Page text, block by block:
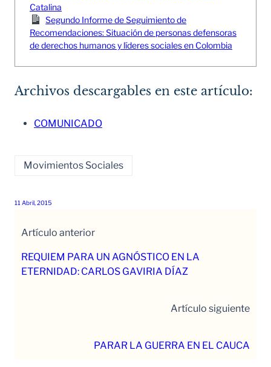
Catalina
Segundo Informe de Seguimiento de
Recomendaciones: Situación de personas defensoras
de derechos humanos y líderes sociales en Colombia
Archivos descargables en este artículo:
COMUNICADO
Movimientos Sociales
11 Abril, 2015
Artículo anterior
REQUIEM PARA UN AGNÓSTICO EN LA
ETERNIDAD: CARLOS GAVIRIA DÍAZ
Artículo siguiente
PARAR LA GUERRA EN EL CAUCA